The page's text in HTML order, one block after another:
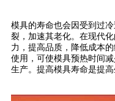
模具的寿命也会因受到过
裂，加速其老化。在现代
力，提高品质，降低成本
使用，可使模具预热时间
生产。提高模具寿命是提高